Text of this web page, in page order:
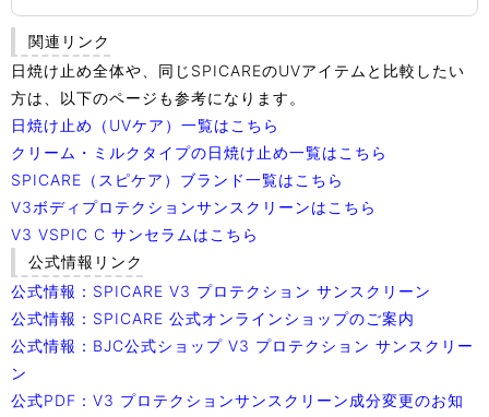
関連リンク
日焼け止め全体や、同じSPICAREのUVアイテムと比較したい
方は、以下のページも参考になります。
日焼け止め（UVケア）一覧はこちら
クリーム・ミルクタイプの日焼け止め一覧はこちら
SPICARE（スピケア）ブランド一覧はこちら
V3ボディプロテクションサンスクリーンはこちら
V3 VSPIC C サンセラムはこちら
公式情報リンク
公式情報：SPICARE V3 プロテクション サンスクリーン
公式情報：SPICARE 公式オンラインショップのご案内
公式情報：BJC公式ショップ V3 プロテクション サンスクリー
ン
公式PDF：V3 プロテクションサンスクリーン成分変更のお知